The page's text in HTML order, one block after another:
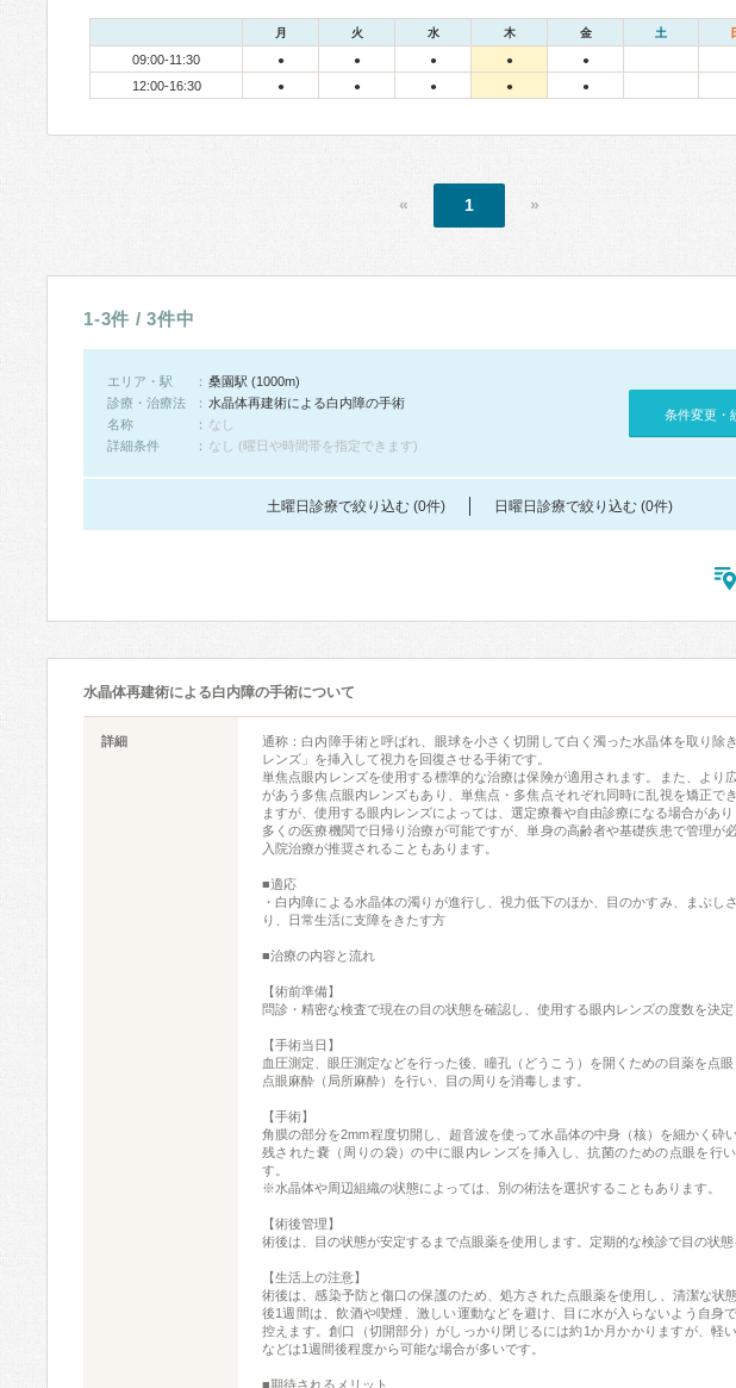
月 火 水 木 金 土
09:00-11:30 ● ● ● ● ●
12:00-16:30 ● ● ● ● ●
« 1 »
1-3件 / 3件中
エリア・駅
桑園駅 (1000m)
診療・治療法
水晶体再建術による白内障の手術
名称
なし
詳細条件
なし (曜日や時間帯を指定できます)
条件変更・
土曜日診療で絞り込む (0件) 日曜日診療で絞り込む (0件)
水晶体再建術による白内障の手術について
詳細
通称：白内障手術と呼ばれ、眼球を小さく切開して白く濁った水晶体を取り除
レンズ」を挿入して視力を回復させる手術です。
単焦点眼内レンズを使用する標準的な治療は保険が適用されます。また、より
があう多焦点眼内レンズもあり、単焦点・多焦点それぞれ同時に乱視を矯正で
ますが、使用する眼内レンズによっては、選定療養や自由診療になる場合があ
多くの医療機関で日帰り治療が可能ですが、単身の高齢者や基礎疾患で管理が
入院治療が推奨されることもあります。
■適応
・白内障による水晶体の濁りが進行し、視力低下のほか、目のかすみ、まぶし
り、日常生活に支障をきたす方
■治療の内容と流れ
【術前準備】
問診・精密な検査で現在の目の状態を確認し、使用する眼内レンズの度数を決
【手術当日】
血圧測定、眼圧測定などを行った後、瞳孔（どうこう）を開くための目薬を点
点眼麻酔（局所麻酔）を行い、目の周りを消毒します。
【手術】
角膜の部分を2mm程度切開し、超音波を使って水晶体の中身（核）を細かく砕
残された嚢（周りの袋）の中に眼内レンズを挿入し、抗菌のための点眼を行
す。
※水晶体や周辺組織の状態によっては、別の術法を選択することもあります。
【術後管理】
術後は、目の状態が安定するまで点眼薬を使用します。定期的な検診で目の状
【生活上の注意】
術後は、感染予防と傷口の保護のため、処方された点眼薬を使用し、清潔な状
後1週間は、飲酒や喫煙、激しい運動などを避け、目に水が入らないよう自身
控えます。創口（切開部分）がしっかり閉じるには約1か月かかりますが、軽
などは1週間後程度から可能な場合が多いです。
■期待されるメリット